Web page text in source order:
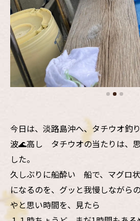
今日は、淡路島沖へ、タチウオ釣り
波🌊高し タチウオの当たりは、
した。
久しぶりに船酔い 船で、マグロ
になるのを、グッと我慢しなが
やと思い時間を、見たら